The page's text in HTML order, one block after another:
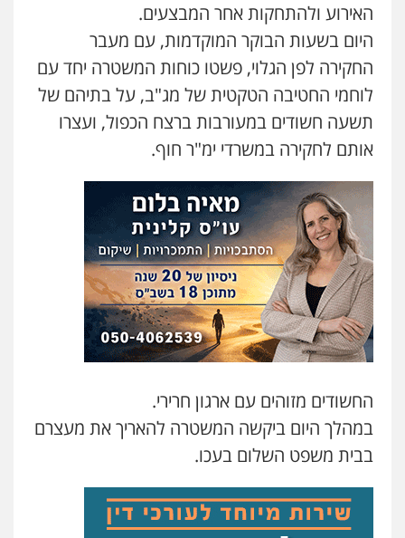
משרד עורכי דין חן ברוך
פלילי דיני תעבורה מעצרים וחקירות
0505078733
עו"ד קארין לגטיוי
פלילי פשיעה חמורה מעצרים וחקירות
0507446995
עו"ד ירון גיגי
פלילי צווארון לבן מעצרים הליכי הסגרה
0522249087
עו"ד רועי אטיאס
משפט פלילי פשיעה חמורה צווארון לבן
עו"ד אסף כהן
פלילי פשיעה חמורה
0526555488
האירוע ולהתחקות אחר המבצעים.
היום בשעות הבוקר המוקדמות, עם מעבר
החקירה לפן הגלוי, פשטו כוחות המשטרה יחד עם
לוחמי החטיבה הטקטית של מג"ב, על בתיהם של
תשעה חשודים במעורבות ברצח הכפול, ועצרו
אותם לחקירה במשרדי ימ"ר חוף.
החשודים מזוהים עם ארגון חרירי.
במהלך היום ביקשה המשטרה להאריך את מעצרם
בבית משפט השלום בעכו.